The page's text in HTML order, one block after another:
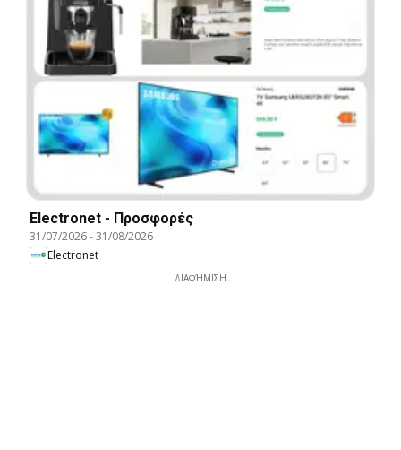
Electronet - Προσφορές
31/07/2026-31/08/2026
Electronet
ΔΙΑΦΉΜΙΣΗ